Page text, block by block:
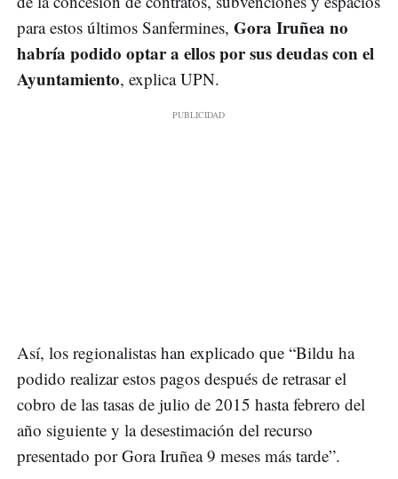
para estos últimos Sanfermines, Gora Iruñea no
habría podido optar a ellos por sus deudas con el
Ayuntamiento, explica UPN.
Así, los regionalistas han explicado que “Bildu ha
podido realizar estos pagos después de retrasar el
cobro de las tasas de julio de 2015 hasta febrero del
año siguiente y la desestimación del recurso
presentado por Gora Iruñea 9 meses más tarde”.